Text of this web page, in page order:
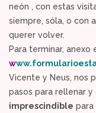
neón , con estas
siempre, sóla, o con
querer volver.
Para terminar, anexo
w
Vicente y Neus, nos
pasos para rellenar
imprescindible para